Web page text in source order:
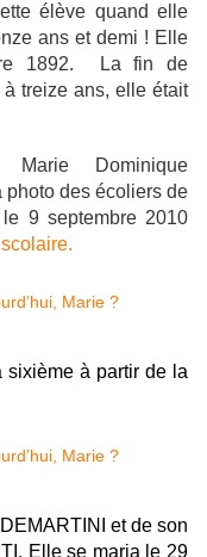
élève quand elle
ans et demi ! Elle
1892. La fin de
à treize ans, elle était
Dominique
photo des écoliers de
9 septembre 2010
sixième à partir de la
et de son
Elle se maria le 29